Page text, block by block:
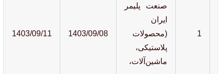
1
صنعت پلیمر
ایران
(محصولات
پلاستیکی،
ماشین‌آلات،
1403/09/08
1403/09/11